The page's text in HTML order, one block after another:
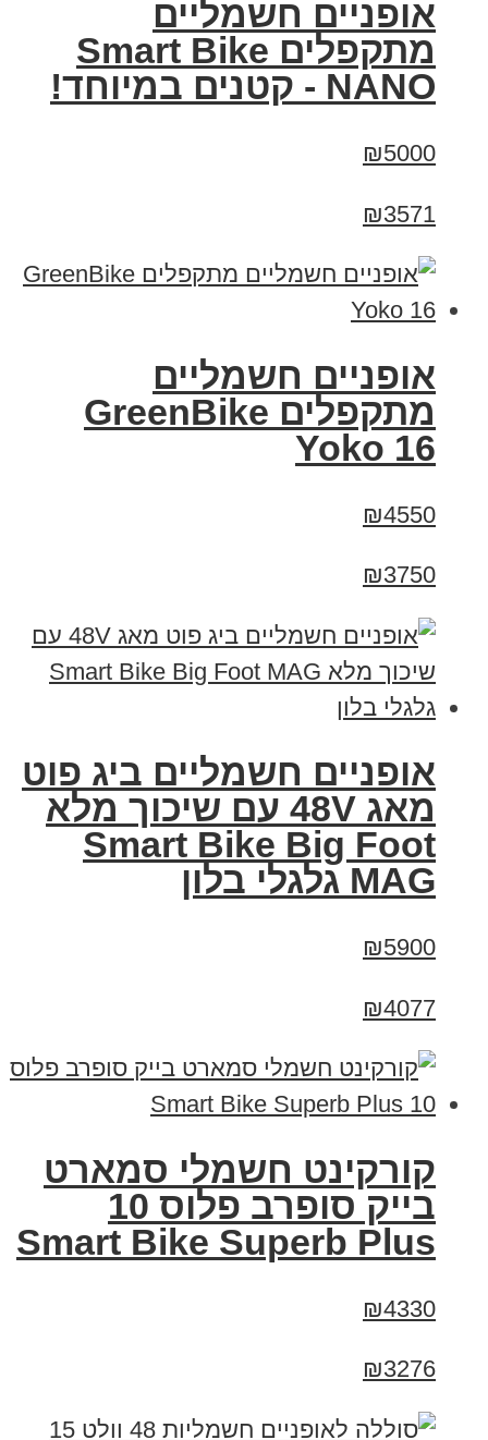
אופניים חשמליים
מתקפלים Smart Bike
NANO - קטנים במיוחד!
₪5000
₪3571
‏אופניים חשמליים
‏מתקפלים GreenBike
Yoko 16
₪4550
₪3750
אופניים חשמליים ביג פוט
מאג 48V עם שיכוך מלא
Smart Bike Big Foot
MAG גלגלי בלון
₪5900
₪4077
קורקינט חשמלי סמארט
בייק סופרב פלוס 10
Smart Bike Superb Plus
₪4330
₪3276